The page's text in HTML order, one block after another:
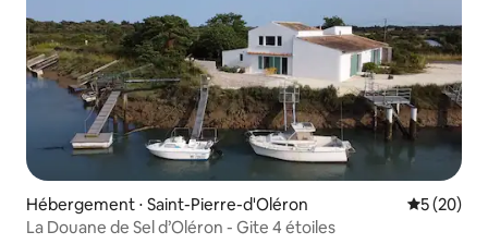
Hébergement ⋅ Saint-Pierre-d'Oléron
5 (20)
La Douane de Sel d’Oléron - Gite 4 étoiles